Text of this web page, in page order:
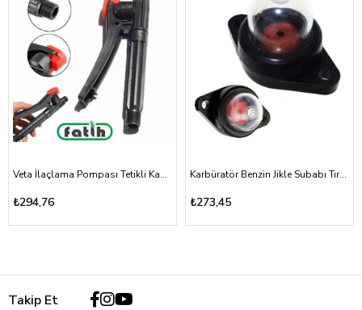
Veta İlaçlama Pompası Tetikli Kabze Akülü, Mekanik 16A, 16T
₺294,76
Karbüratör Benzin Jikle Subabı Tırpan ve Testere Vidalı Tip
₺273,45
Takip Et